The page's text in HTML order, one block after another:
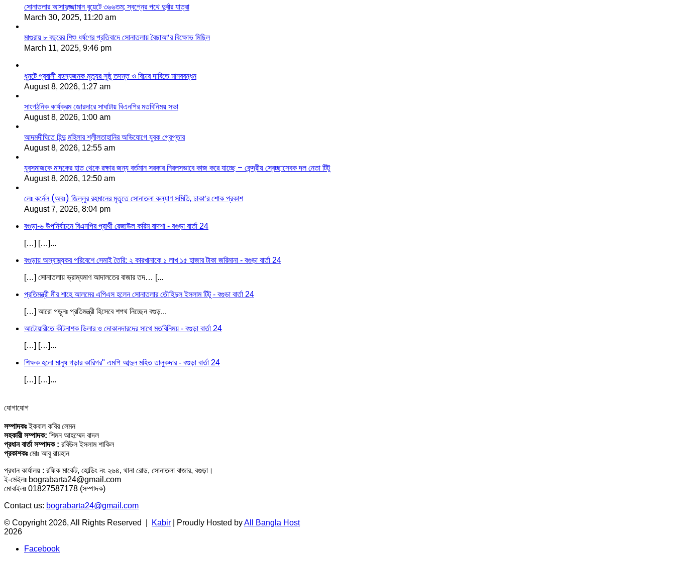
সোনাতলার আসাদুজ্জামান বুয়েটে ৩৬৬তম; স্বপ্নের পথে দুর্বার যাত্রা
March 30, 2025, 11:20 am
মাগুরায় ৮ বছরের শিশু ধর্ষণের প্রতিবাদে সোনাতলায় বৈছাআ’র বিক্ষোভ মিছিল
March 11, 2025, 9:46 pm
ধুনটে প্রবাসী রহস্যজনক মৃত্যুর সুষ্ঠু তদন্ত ও বিচার দাবিতে মানববন্ধন
August 8, 2026, 1:27 am
সাংগঠনিক কার্যক্রম জোরদারে সাঘাটায় বিএনপির মতবিনিময় সভা
August 8, 2026, 1:00 am
আদমদীঘিতে হিন্দু মহিলার শ্লীলতাহানির অভিযোগে যুবক গ্রেপ্তার
August 8, 2026, 12:55 am
যুবসমাজকে মাদকের হাত থেকে রক্ষার জন্য বর্তমান সরকার নিরলসভাবে কাজ করে যাচ্ছে – কেন্দ্রীয় স্বেচ্ছাসেবক দল নেতা টিটু
August 8, 2026, 12:50 am
লেঃ কর্নেল (অবঃ) জিল্লুর রহমানের মৃতূতে সোনাতলা কল্যাণ সমিতি, ঢাকা’র শোক প্রকাশ
August 7, 2026, 8:04 pm
বগুড়া-৬ উপনির্বাচনে বিএনপির প্রার্থী রেজাউল করিম বাদশা - বগুড়া বার্তা 24
[…] […]...
বগুড়ায় অস্বাস্থ্যকর পরিবেশে সেমাই তৈরি: ২ কারখানাকে ১ লাখ ১৫ হাজার টাকা জরিমানা - বগুড়া বার্তা 24
[…] সোনাতলায় ভ্রাম্যমাণ আদালতের বাজার তদ… [...
প্রতিমন্ত্রী মীর শাহে আলমের এপিএস হলেন সোনাতলার তৌহিদুল ইসলাম টিটু - বগুড়া বার্তা 24
[…] আরো পড়ূনঃ প্রতিমন্ত্রী হিসেবে শপথ নিচ্ছেন বগুড়...
আটোয়ারীতে কীটনাশক ডিলার ও দোকানদারদের সাথে মতবিনিময় - বগুড়া বার্তা 24
[…] […]...
শিক্ষক হলো মানুষ গড়ার কারিগর" এমপি আব্দুল মহিত তালুকদার - বগুড়া বার্তা 24
[…] […]...
যোগাযোগ
সম্পাদকঃইকবাল কবির লেমন
সহকারী সম্পাদক: শিমন আহম্মেদ বাদল
প্রধান বার্তা সম্পাদক : রবিউল ইসলাম শাকিল
প্রকাশকঃমোঃ আবু রায়হান
প্রধান কার্যালয় : রফিক মার্কেট, হোল্ডিং নং ২৬৪, থানা রোড, সোনাতলা বাজার, বগুড়া।
ই-মেইলঃ bograbarta24@gmail.com
মোবাইলঃ 01827587178 (সম্পাদক)
Contact us: bograbarta24@gmail.com
© Copyright 2026, All Rights Reserved |
Kabir | Proudly Hosted byAll Bangla Host
2026
Facebook